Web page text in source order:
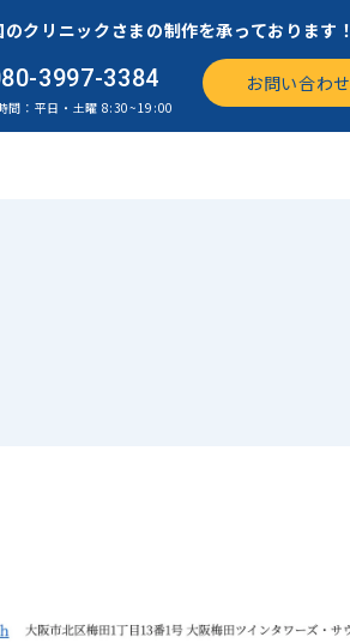
のクリニックさまの制作を承っております！
3997-3384
間：平日・土曜 8:30~19:00
お問い合わせ